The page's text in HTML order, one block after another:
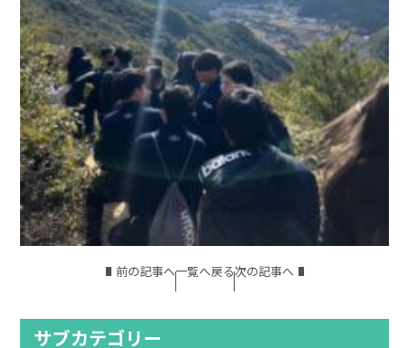
前の記事へ一覧へ戻る次の記事へ
サブカテゴリー